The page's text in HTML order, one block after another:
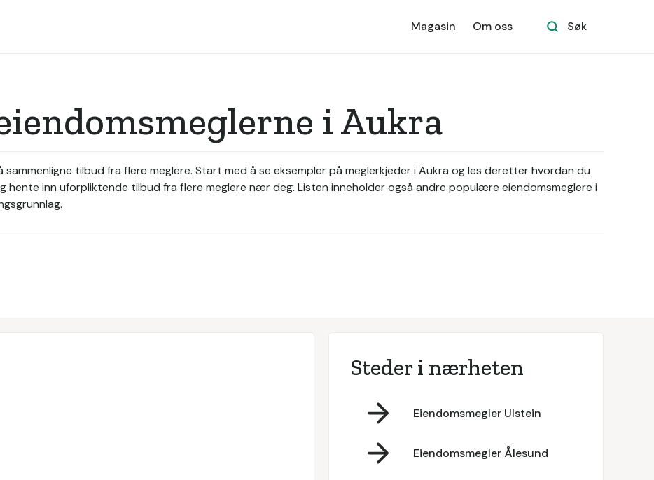
Magasin Om oss Søk
i Aukra
tilbud fra flere meglere. Start med å se eksempler på meglerkjeder i Aukra og les deretter hvordan du
hente inn uforpliktende tilbud fra flere meglere nær deg. Listen inneholder også andre populære eiendomsmeglere i
Steder i nærheten
Eiendomsmegler Ulstein
Eiendomsmegler Ålesund